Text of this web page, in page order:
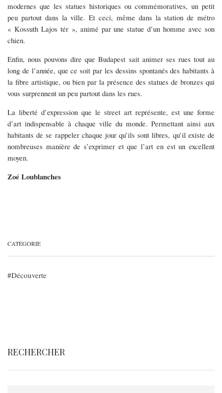
modernes que les statues historiques ou commémoratives, un petit
peu partout dans la ville. Et ceci, même dans la station de métro
« Kossuth Lajos tér », animé par une statue d’un homme avec son
chien.
Enfin, nous pouvons dire que Budapest sait animer ses rues tout au
long de l’année, que ce soit par les dessins spontanés des habitants à
la fibre artistique, ou bien par la présence des statues de bronzes qui
vous surprennent un peu partout dans les rues.
La liberté d’expression que le street art représente, est une forme
d’art indispensable à chaque ville du monde. Permettant ainsi aux
habitants de se rappeler chaque jour qu’ils sont libres, qu’il existe de
nombreuses manière de s’exprimer et que l’art en est un excellent
moyen.
Zoé Loublanches
CATÉGORIE
Découverte
RECHERCHER